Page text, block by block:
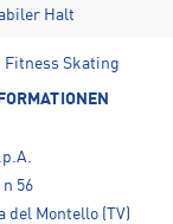
Halt
Fitness Skating
n 56
del Montello (TV)